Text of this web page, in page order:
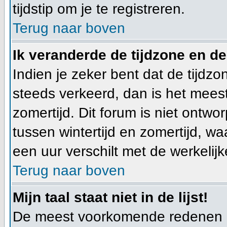
tijdstip om je te registreren.
Terug naar boven
Ik veranderde de tijdzone en
Indien je zeker bent dat de
steeds verkeerd, dan is het
zomertijd. Dit forum is niet
tussen wintertijd en zomertijd,
een uur verschilt met de
Terug naar boven
Mijn taal staat niet in de lijst!
De meest voorkomende